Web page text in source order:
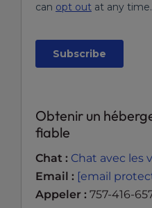
Obtenir un
fiable
Chat : Chat avec les
Email : [email
Appeler : 757-416-